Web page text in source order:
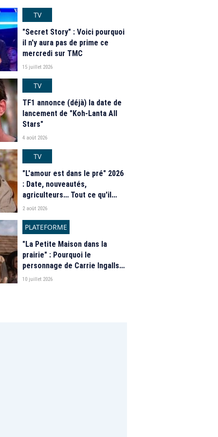
TV
"Secret Story" : Voici pourquoi
il n'y aura pas de prime ce
mercredi sur TMC
15 juillet 2026
TV
TF1 annonce (déjà) la date de
lancement de "Koh-Lanta All
Stars"
4 août 2026
TV
"L'amour est dans le pré" 2026
: Date, nouveautés,
agriculteurs… Tout ce qu'il
faut savoir sur la saison 21 du
2 août 2026
PLATEFORME
"La Petite Maison dans la
prairie" : Pourquoi le
personnage de Carrie Ingalls
est absente de la nouvelle
10 juillet 2026